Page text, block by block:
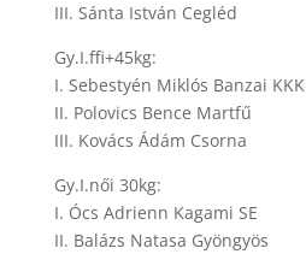
III. Sánta István Cegléd
Gy.I.ffi+45kg:
I. Sebestyén Miklós Banzai KKK
II. Polovics Bence Martfű
III. Kovács Ádám Csorna
Gy.I.női 30kg:
I. Ócs Adrienn Kagami SE
II. Balázs Natasa Gyöngyös